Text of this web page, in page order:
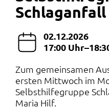
Schlaganfall
02.12.2026
17:00
Zum gemeinsamen
ersten Mittwoch im
Selbsthilfegruppe
Maria Hilf.